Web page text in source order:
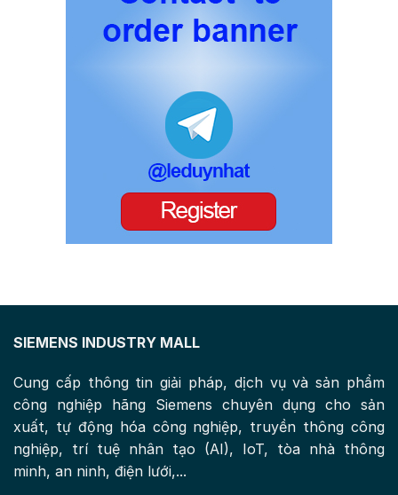
SIEMENS INDUSTRY MALL
Cung cấp thông tin giải pháp, dịch vụ và sản phẩm
công nghiệp hãng Siemens chuyên dụng cho sản
xuất, tự động hóa công nghiệp, truyền thông công
nghiệp, trí tuệ nhân tạo (AI), IoT, tòa nhà thông
minh, an ninh, điện lưới,...